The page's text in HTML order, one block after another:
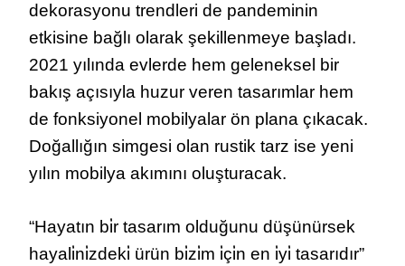
dekorasyonu trendleri de pandeminin
etkisine bağlı olarak şekillenmeye başladı.
2021 yılında evlerde hem geleneksel bir
bakış açısıyla huzur veren tasarımlar hem
de fonksiyonel mobilyalar ön plana çıkacak.
Doğallığın simgesi olan rustik tarz ise yeni
yılın mobilya akımını oluşturacak.
“Hayatın bi̇r tasarım olduğunu düşünürsek
hayali̇ni̇zdeki̇ ürün bi̇zi̇m i̇çi̇n en i̇yi̇ tasarıdır”